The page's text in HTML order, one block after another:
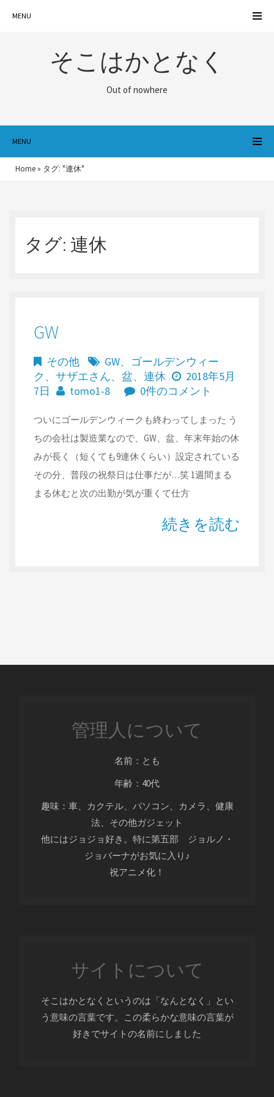
MENU
そこはかとなく
Out of nowhere
MENU
Home » タグ: "連休"
タグ: 連休
GW
その他 GW、 ゴールデンウィー
ク 、 サザエさん、 盆、 連休
2018年5月
7日
tomo1-8 0件のコメント
ついにゴールデンウィークも終わってしまった う
ちの会社は製造業なので、GW、盆、年末年始の休
みが長く（短くても9連休くらい）設定されている
その分、普段の祝祭日は仕事だが…笑 1週間まる
まる休むと次の出勤が気が重くて仕方
続きを読む
管理人について
名前：とも
年齢：40代
趣味：車、カクテル、パソコン、カメラ、健康
法、その他ガジェット
他にはジョジョ好き。特に第五部 ジョルノ・
ジョバーナがお気に入り♪
祝アニメ化！
サイトについて
そこはかとなくというのは「なんとなく」とい
う意味の言葉です。この柔らかな意味の言葉が
好きでサイトの名前にしました